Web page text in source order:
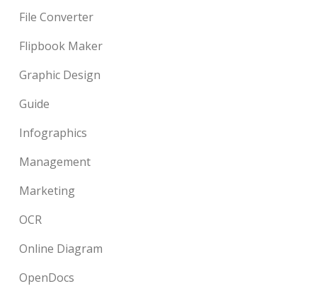
File Converter
Flipbook Maker
Graphic Design
Guide
Infographics
Management
Marketing
OCR
Online Diagram
OpenDocs